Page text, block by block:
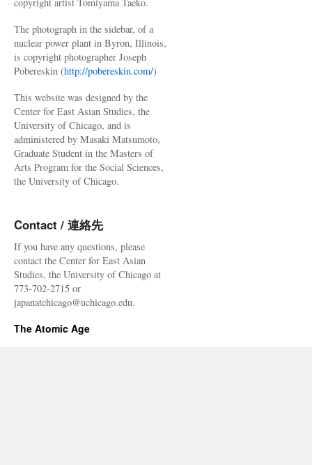
The photograph in the sidebar, of a
nuclear power plant in Byron, Illinois,
is copyright photographer Joseph
Pobereskin (http://pobereskin.com/)
This website was designed by the
Center for East Asian Studies, the
University of Chicago, and is
administered by Masaki Matsumoto,
Graduate Student in the Masters of
Arts Program for the Social Sciences,
the University of Chicago.
Contact / 連絡先
If you have any questions, please
contact the Center for East Asian
Studies, the University of Chicago at
773-702-2715 or
japanatchicago@uchicago.edu.
The Atomic Age